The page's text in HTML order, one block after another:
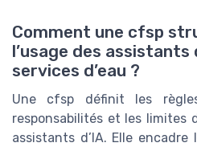
Comment une cfsp
l’usage des assistants
services d’eau ?
Une cfsp définit les
responsabilités et les limites
assistants d’IA. Elle